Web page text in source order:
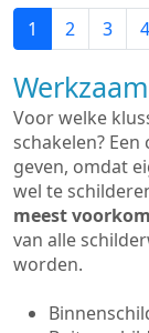
1 2 3 4
Voor welke
schakelen?
geven, omdat
wel te
meest
van alle
worden.